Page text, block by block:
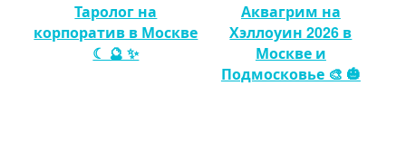
Таролог на
корпоратив в Москве
☾ 🔮 ✨
Аквагрим на
Хэллоуин 2026 в
Москве и
Подмосковье 🎨 🎃